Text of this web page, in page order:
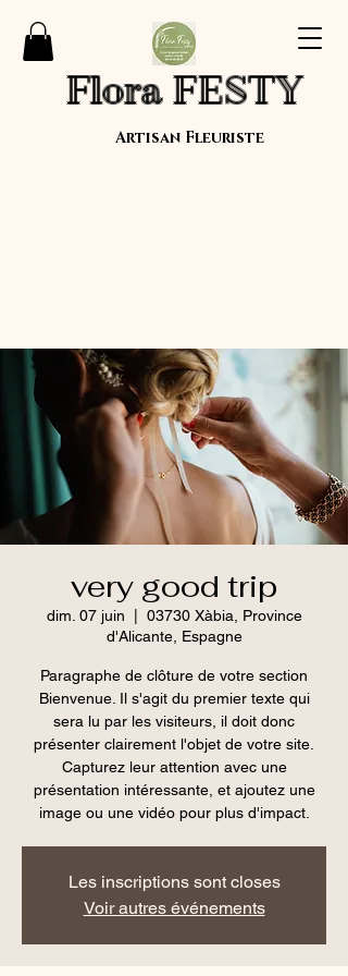
Flora FESTY
Artisan Fleuriste
very good trip
dim. 07 juin
03730 Xàbia, Province
d'Alicante, Espagne
Paragraphe de clôture de votre section
Bienvenue. Il s'agit du premier texte qui
sera lu par les visiteurs, il doit donc
présenter clairement l'objet de votre site.
Capturez leur attention avec une
présentation intéressante, et ajoutez une
image ou une vidéo pour plus d'impact.
Les inscriptions sont closes
Voir autres événements